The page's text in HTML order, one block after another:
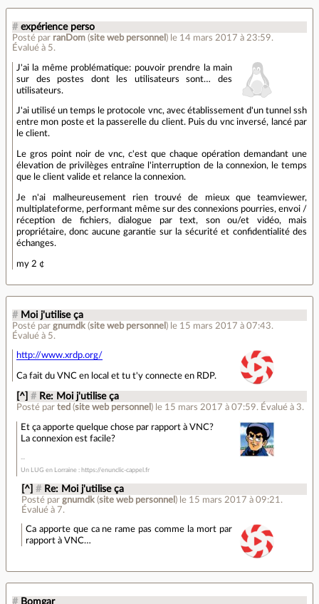
# expérience perso
Posté par ranDom (site web personnel ) le 14 mars 2017 à 23:59.
Évalué à 5.
J'ai la même problématique: pouvoir prendre la main
sur des postes dont les utilisateurs sont… des
utilisateurs.
J'ai utilisé un temps le protocole vnc, avec établissement d'un tunnel ssh
entre mon poste et la passerelle du client. Puis du vnc inversé, lancé par
le client.
Le gros point noir de vnc, c'est que chaque opération demandant une
élevation de privilèges entraîne l'interruption de la connexion, le temps
que le client valide et relance la connexion.
Je n'ai malheureusement rien trouvé de mieux que teamviewer,
multiplateforme, performant même sur des connexions pourries, envoi /
réception de fichiers, dialogue par text, son ou/et vidéo, mais
propriétaire, donc aucune garantie sur la sécurité et confidentialité des
échanges.
my 2 ¢
# Moi j'utilise ça
Posté par gnumdk (site web personnel ) le 15 mars 2017 à 07:43.
Évalué à 5.
http://www.xrdp.org/
Ca fait du VNC en local et tu t'y connecte en RDP.
[^] # Re: Moi j'utilise ça
Posté parted (site web personnel ) le 15 mars 2017 à 07:59. Évalué à 3.
Et ça apporte quelque chose par rapport à VNC?
La connexion est facile?
Un LUG en Lorraine : https://enunclic-cappel.fr
[^] # Re: Moi j'utilise ça
Posté par gnumdk(site web personnel ) le 15 mars 2017 à 09:21 .
Évalué à 7.
Ca apporte que ca ne rame pas comme la mort par
rapport à VNC…
# Bomgar